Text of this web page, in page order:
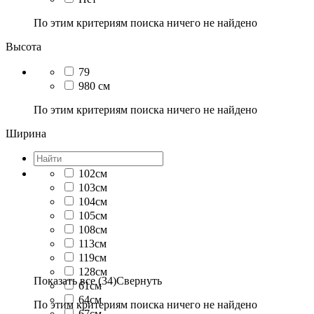
По этим критериям поиска ничего не найдено
Высота
79
980 см
По этим критериям поиска ничего не найдено
Ширина
102см
103см
104см
105см
108см
113см
119см
128см
61см
64см
Показать все (34)Свернуть
По этим критериям поиска ничего не найдено